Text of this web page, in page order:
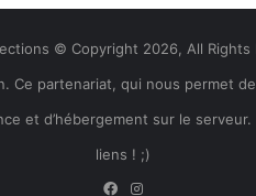
© Copyright 2026, All Rights
Ce partenariat, qui nous permet
et d’hébergement sur le
liens ! ;)
Facebook
Instagram